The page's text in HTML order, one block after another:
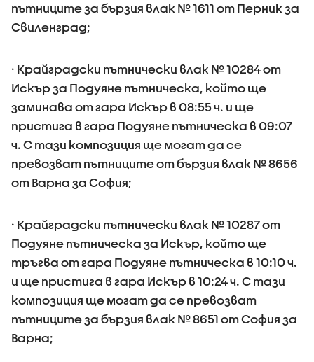
пътниците за бързия влак № 1611 от Перник за
Свиленград;
· Крайградски пътнически влак № 10284 от
Искър за Подуяне пътническа, който ще
заминава от гара Искър в 08:55 ч. и ще
пристига в гара Подуяне пътническа в 09:07
ч. С тази композиция ще могат да се
превозват пътниците от бързия влак № 8656
от Варна за София;
· Крайградски пътнически влак № 10287 от
Подуяне пътническа за Искър, който ще
тръгва от гара Подуяне пътническа в 10:10 ч.
и ще пристига в гара Искър в 10:24 ч. С тази
композиция ще могат да се превозват
пътниците за бързия влак № 8651 от София за
Варна;